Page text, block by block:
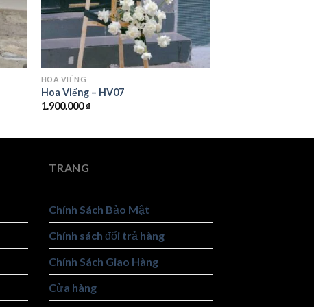
HOA VIẾNG
Hoa Viếng – HV07
1.900.000₫
TRANG
Chính Sách Bảo Mật
Chính sách đổi trả hàng
Chính Sách Giao Hàng
Cửa hàng